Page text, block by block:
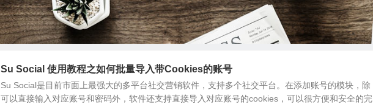
Su Social 使用教程之如何批量导入带Cookies的账号
Su Social是目前市面上最强大的多平台社交营销软件，支持多个社交平台。在添加账号的模块，除
可以直接输入对应账号和密码外，软件还支持直接导入对应账号的cookies，可以很方便和安全的完